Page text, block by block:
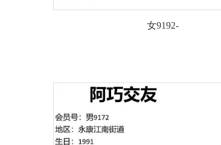
女9192-